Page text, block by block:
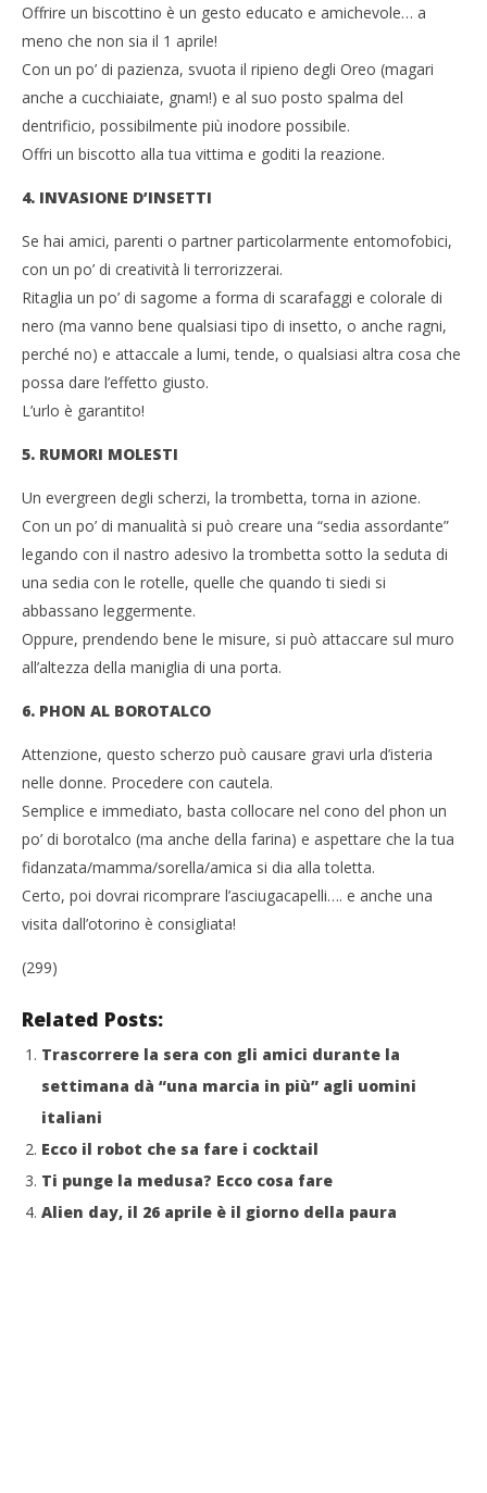
Offrire un biscottino è un gesto educato e amichevole… a
meno che non sia il 1 aprile!
Con un po’ di pazienza, svuota il ripieno degli Oreo (magari
anche a cucchiaiate, gnam!) e al suo posto spalma del
dentrificio, possibilmente più inodore possibile.
Offri un biscotto alla tua vittima e goditi la reazione.
4. INVASIONE D’INSETTI
Se hai amici, parenti o partner particolarmente entomofobici,
con un po’ di creatività li terrorizzerai.
Ritaglia un po’ di sagome a forma di scarafaggi e colorale di
nero (ma vanno bene qualsiasi tipo di insetto, o anche ragni,
perché no) e attaccale a lumi, tende, o qualsiasi altra cosa che
possa dare l’effetto giusto.
L’urlo è garantito!
5. RUMORI MOLESTI
Un evergreen degli scherzi, la trombetta, torna in azione.
Con un po’ di manualità si può creare una “sedia assordante”
legando con il nastro adesivo la trombetta sotto la seduta di
una sedia con le rotelle, quelle che quando ti siedi si
abbassano leggermente.
Oppure, prendendo bene le misure, si può attaccare sul muro
all’altezza della maniglia di una porta.
6. PHON AL BOROTALCO
Attenzione, questo scherzo può causare gravi urla d’isteria
nelle donne. Procedere con cautela.
Semplice e immediato, basta collocare nel cono del phon un
po’ di borotalco (ma anche della farina) e aspettare che la tua
fidanzata/mamma/sorella/amica si dia alla toletta.
Certo, poi dovrai ricomprare l’asciugacapelli…. e anche una
visita dall’otorino è consigliata!
(299)
Related Posts:
Trascorrere la sera con gli amici durante la
settimana dà “una marcia in più” agli uomini
italiani
Ecco il robot che sa fare i cocktail
Ti punge la medusa? Ecco cosa fare
Alien day, il 26 aprile è il giorno della paura